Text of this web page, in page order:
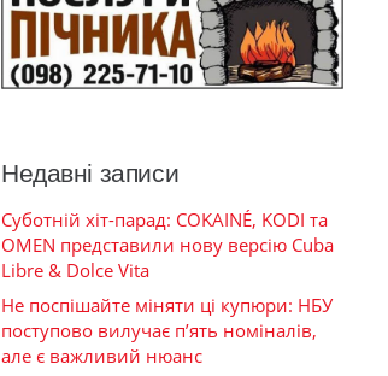
Недавні записи
Суботній хіт-парад: COKAINÉ, KODI та
OMEN представили нову версію Cuba
Libre & Dolce Vita
Не поспішайте міняти ці купюри: НБУ
поступово вилучає п’ять номіналів,
але є важливий нюанс